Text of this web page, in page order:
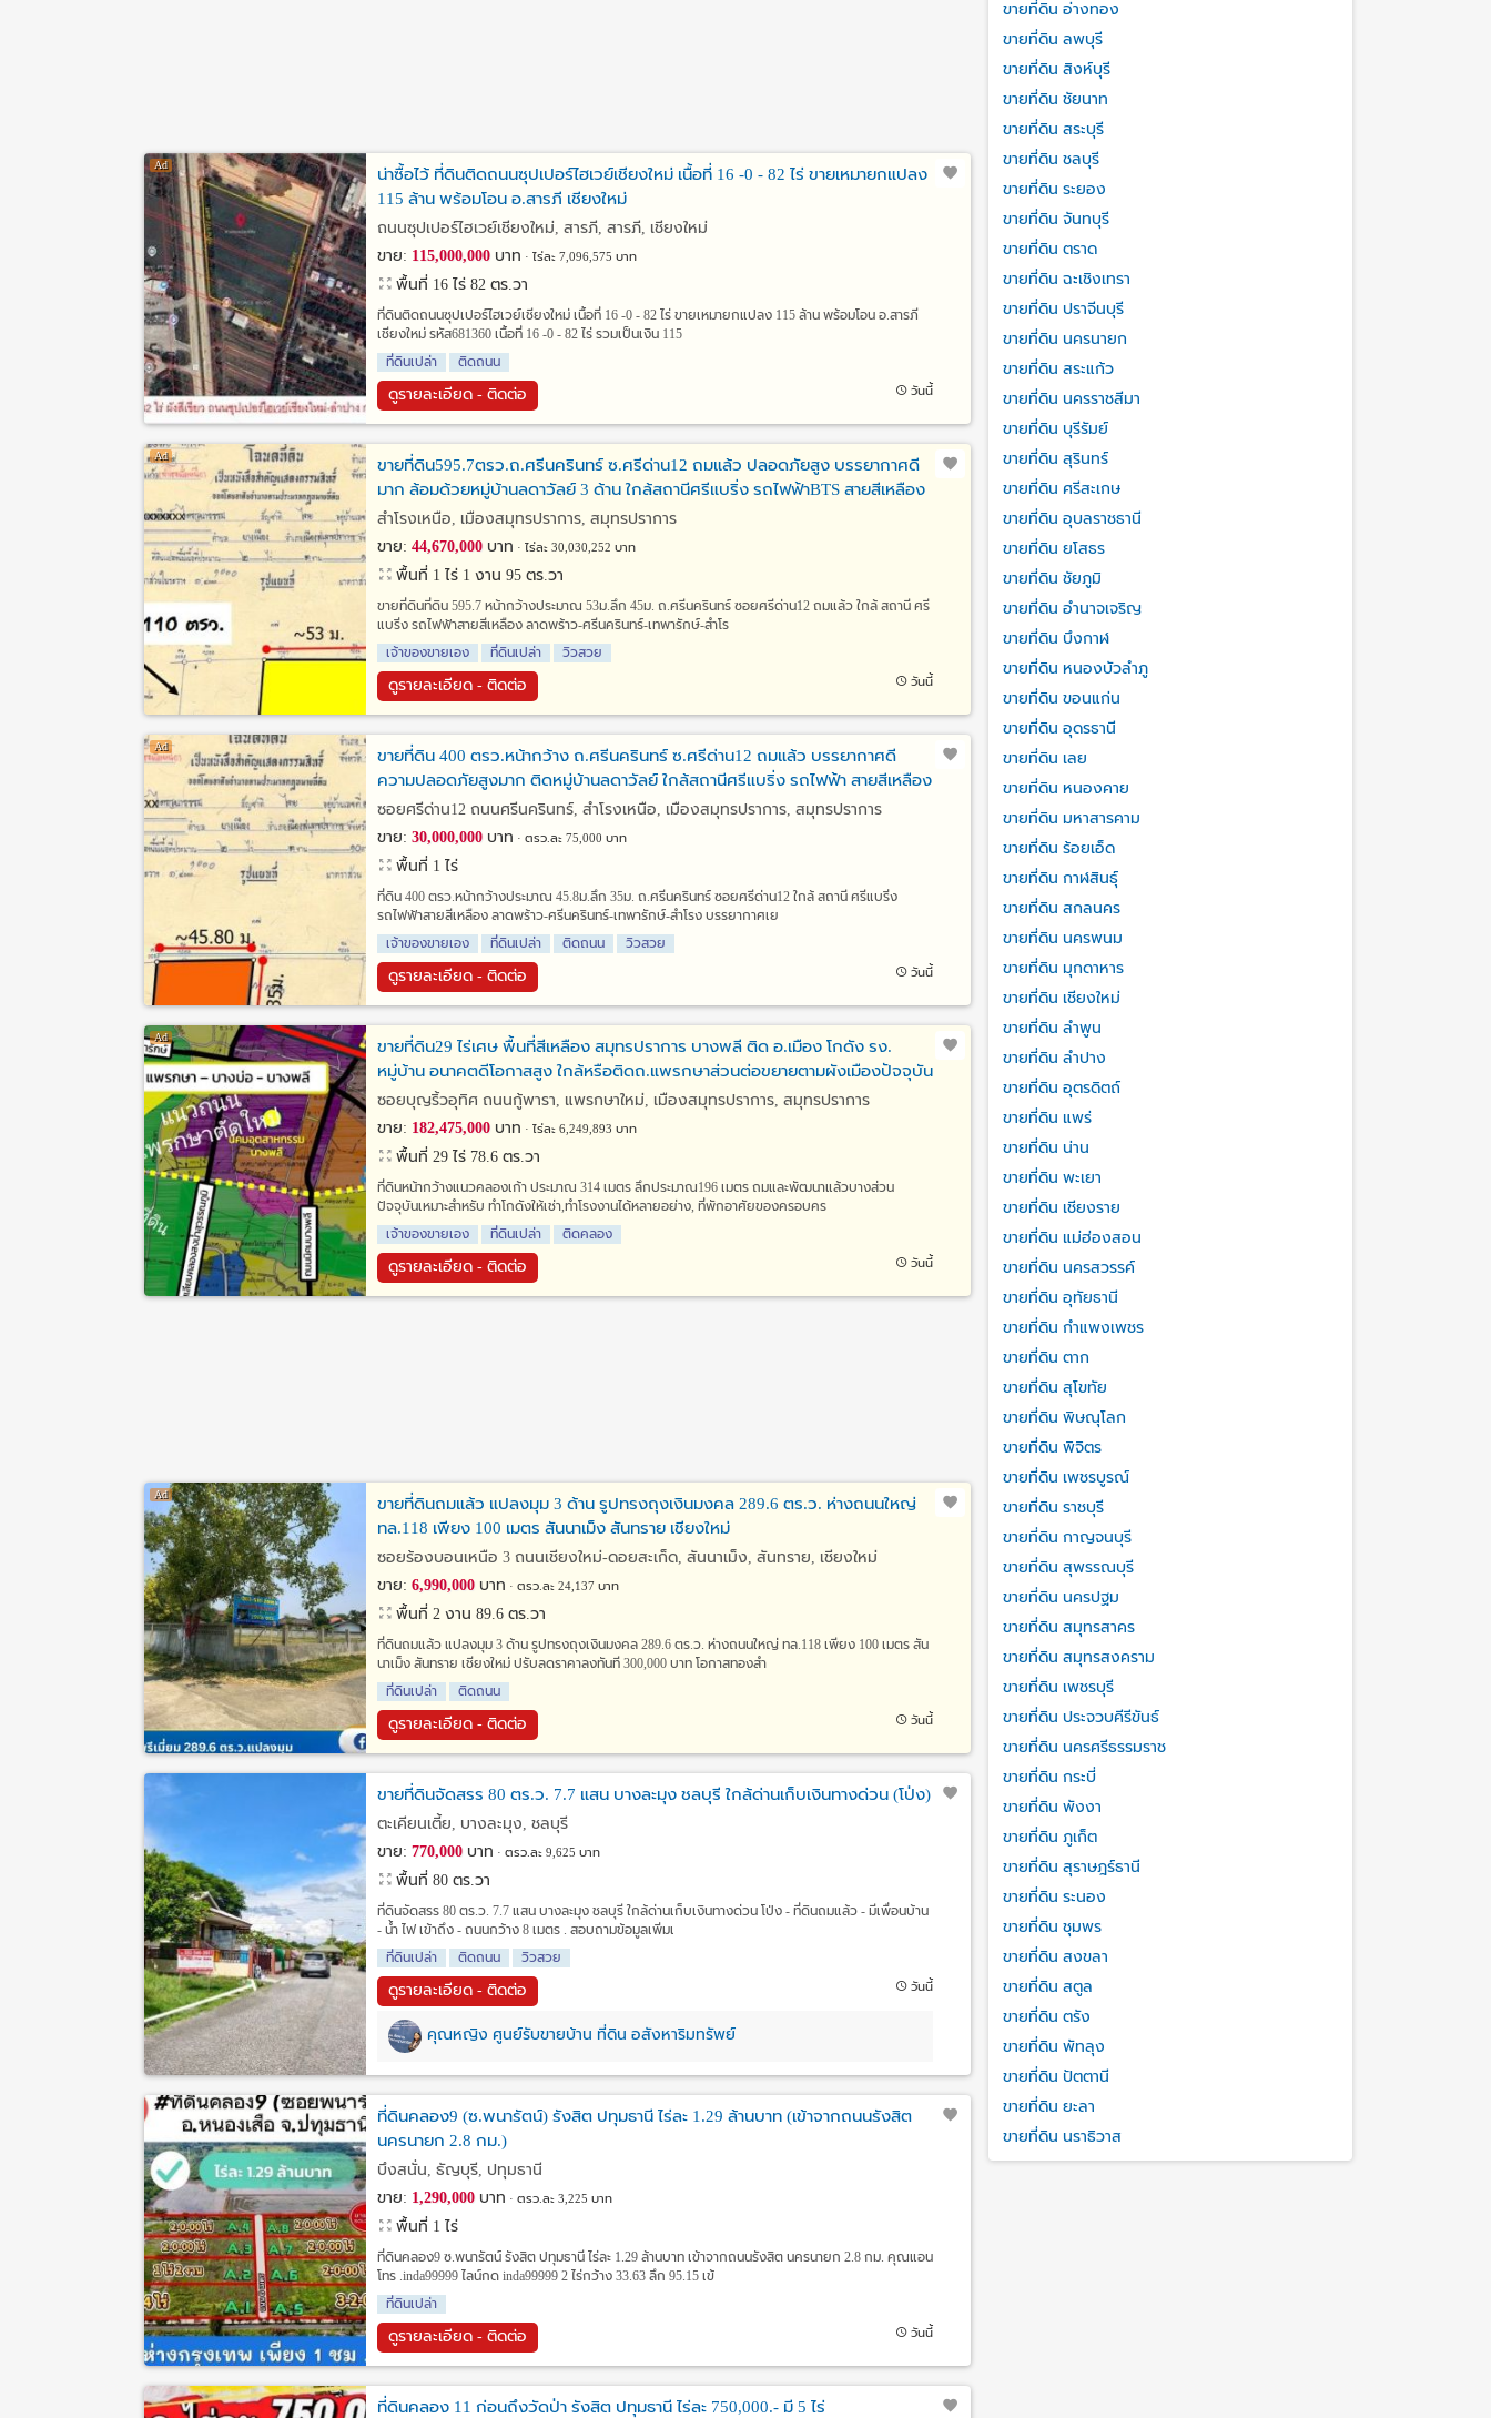
น่าซื้อไว้ ที่ดินติดถนนซุปเปอร์ไฮเวย์เชียงใหม่ เนื้อที่ 16 -0 - 82 ไร่ ขายเหมายกแปลง
115 ล้าน พร้อมโอน อ.สารภี เชียงใหม่
ถนนซุปเปอร์ไฮเวย์เชียงใหม่, สารภี, สารภี, เชียงใหม่
ขาย: 115,000,000 บาท ไร่ละ 7,096,575 บาท
พื้นที่ 16 ไร่ 82 ตร.วา
ที่ดินติดถนนซุปเปอร์ไฮเวย์เชียงใหม่ เนื้อที่ 16 -0 - 82 ไร่ ขายเหมายกแปลง 115 ล้าน พร้อมโอน อ.สารภี
เชียงใหม่ รหัส681360 เนื้อที่ 16 -0 - 82 ไร่ รวมเป็นเงิน 115
ที่ดินเปล่า
ติดถนน
ดูรายละเอียด - ติดต่อ วันนี้
ขายที่ดิน595.7ตรว.ถ.ศรีนครินทร์ ซ.ศรีด่าน12 ถมแล้ว ปลอดภัยสูง บรรยากาศดี
มาก ล้อมด้วยหมู่บ้านลดาวัลย์ 3 ด้าน ใกล้สถานีศรีแบริ่ง รถไฟฟ้าBTS สายสีเหลือง
สำโรงเหนือ, เมืองสมุทรปราการ, สมุทรปราการ
ขาย: 44,670,000 บาท ไร่ละ 30,030,252 บาท
พื้นที่ 1 ไร่ 1 งาน 95 ตร.วา
ขายที่ดินที่ดิน 595.7 หน้ากว้างประมาณ 53ม.ลึก 45ม. ถ.ศรีนครินทร์ ซอยศรีด่าน12 ถมแล้ว ใกล้ สถานี ศรี
แบริ่ง รถไฟฟ้าสายสีเหลือง ลาดพร้าว-ศรีนครินทร์-เทพารักษ์-สำโร
เจ้าของขายเอง
ที่ดินเปล่า วิวสวย
ดูรายละเอียด - ติดต่อ วันนี้
ขายที่ดิน 400 ตรว.หน้ากว้าง ถ.ศรีนครินทร์ ซ.ศรีด่าน12 ถมแล้ว บรรยากาศดี
ความปลอดภัยสูงมาก ติดหมู่บ้านลดาวัลย์ ใกล้สถานีศรีแบริ่ง รถไฟฟ้า สายสีเหลือง
ซอยศรีด่าน12 ถนนศรีนครินทร์, สำโรงเหนือ, เมืองสมุทรปราการ, สมุทรปราการ
ขาย: 30,000,000 บาท ตรว.ละ 75,000 บาท
พื้นที่ 1 ไร่
ที่ดิน 400 ตรว.หน้ากว้างประมาณ 45.8ม.ลึก 35ม. ถ.ศรีนครินทร์ ซอยศรีด่าน12 ใกล้ สถานี ศรีแบริ่ง
รถไฟฟ้าสายสีเหลือง ลาดพร้าว-ศรีนครินทร์-เทพารักษ์-สำโรง บรรยากาศเย
เจ้าของขายเอง
ที่ดินเปล่า ติดถนน วิวสวย
ดูรายละเอียด - ติดต่อ วันนี้
ขายที่ดิน29 ไร่เศษ พื้นที่สีเหลือง สมุทรปราการ บางพลี ติด อ.เมือง โกดัง รง.
หมู่บ้าน อนาคตดีโอกาสสูง ใกล้หรือติดถ.แพรกษาส่วนต่อขยายตามผังเมืองปัจจุบัน
ซอยบุญริ้วอุทิศ ถนนกู้พารา, แพรกษาใหม่, เมืองสมุทรปราการ, สมุทรปราการ
ขาย: 182,475,000 บาท ไร่ละ 6,249,893 บาท
พื้นที่ 29 ไร่ 78.6 ตร.วา
ที่ดินหน้ากว้างแนวคลองเก้า ประมาณ 314 เมตร ลึกประมาณ196 เมตร ถมและพัฒนาแล้วบางส่วน
ปัจจุบันเหมาะสำหรับ ทำโกดังให้เช่า,ทำโรงงานได้หลายอย่าง, ที่พักอาศัยของครอบคร
เจ้าของขายเอง
ที่ดินเปล่า ติดคลอง
ดูรายละเอียด - ติดต่อ วันนี้
ขายที่ดินถมแล้ว แปลงมุม 3 ด้าน รูปทรงถุงเงินมงคล 289.6 ตร.ว. ห่างถนนใหญ่
ทล.118 เพียง 100 เมตร สันนาเม็ง สันทราย เชียงใหม่
ซอยร้องบอนเหนือ 3 ถนนเชียงใหม่-ดอยสะเก็ด, สันนาเม็ง, สันทราย, เชียงใหม่
ขาย: 6,990,000 บาท ตรว.ละ 24,137 บาท
พื้นที่ 2 งาน 89.6 ตร.วา
ที่ดินถมแล้ว แปลงมุม 3 ด้าน รูปทรงถุงเงินมงคล 289.6 ตร.ว. ห่างถนนใหญ่ ทล.118 เพียง 100 เมตร สัน
นาเม็ง สันทราย เชียงใหม่ ปรับลดราคาลงทันที 300,000 บาท โอกาสทองสำ
ที่ดินเปล่า
ติดถนน
ดูรายละเอียด - ติดต่อ วันนี้
ขายที่ดินจัดสรร 80 ตร.ว. 7.7 แสน บางละมุง ชลบุรี ใกล้ด่านเก็บเงินทางด่วน (โป่ง)
ตะเคียนเตี้ย, บางละมุง, ชลบุรี
ขาย: 770,000 บาท ตรว.ละ 9,625 บาท
พื้นที่ 80 ตร.วา
ที่ดินจัดสรร 80 ตร.ว. 7.7 แสน บางละมุง ชลบุรี ใกล้ด่านเก็บเงินทางด่วน โป่ง - ที่ดินถมแล้ว - มีเพื่อนบ้าน
- น้ำ ไฟ เข้าถึง - ถนนกว้าง 8 เมตร . สอบถามข้อมูลเพิ่มเ
ที่ดินเปล่า
ติดถนน วิวสวย
ดูรายละเอียด - ติดต่อ วันนี้
คุณหญิง ศูนย์รับขายบ้าน ที่ดิน อสังหาริมทรัพย์
ที่ดินคลอง9 (ซ.พนารัตน์) รังสิต ปทุมธานี ไร่ละ 1.29 ล้านบาท (เข้าจากถนนรังสิต
นครนายก 2.8 กม.)
บึงสนั่น, ธัญบุรี, ปทุมธานี
ขาย: 1,290,000 บาท ตรว.ละ 3,225 บาท
พื้นที่ 1 ไร่
ที่ดินคลอง9 ซ.พนารัตน์ รังสิต ปทุมธานี ไร่ละ 1.29 ล้านบาท เข้าจากถนนรังสิต นครนายก 2.8 กม. คุณแอน
โทร .inda99999 ไลน์กด inda99999 2 ไร่กว้าง 33.63 ลึก 95.15 เข้
ที่ดินเปล่า
ดูรายละเอียด - ติดต่อ วันนี้
ที่ดินคลอง 11 ก่อนถึงวัดป่า รังสิต ปทุมธานี ไร่ละ 750,000.- มี 5 ไร่
ขายที่ดิน อ่างทอง
ขายที่ดิน ลพบุรี
ขายที่ดิน สิงห์บุรี
ขายที่ดิน ชัยนาท
ขายที่ดิน สระบุรี
ขายที่ดิน ชลบุรี
ขายที่ดิน ระยอง
ขายที่ดิน จันทบุรี
ขายที่ดิน ตราด
ขายที่ดิน ฉะเชิงเทรา
ขายที่ดิน ปราจีนบุรี
ขายที่ดิน นครนายก
ขายที่ดิน สระแก้ว
ขายที่ดิน นครราชสีมา
ขายที่ดิน บุรีรัมย์
ขายที่ดิน สุรินทร์
ขายที่ดิน ศรีสะเกษ
ขายที่ดิน อุบลราชธานี
ขายที่ดิน ยโสธร
ขายที่ดิน ชัยภูมิ
ขายที่ดิน อำนาจเจริญ
ขายที่ดิน บึงกาฬ
ขายที่ดิน หนองบัวลำภู
ขายที่ดิน ขอนแก่น
ขายที่ดิน อุดรธานี
ขายที่ดิน เลย
ขายที่ดิน หนองคาย
ขายที่ดิน มหาสารคาม
ขายที่ดิน ร้อยเอ็ด
ขายที่ดิน กาฬสินธุ์
ขายที่ดิน สกลนคร
ขายที่ดิน นครพนม
ขายที่ดิน มุกดาหาร
ขายที่ดิน เชียงใหม่
ขายที่ดิน ลำพูน
ขายที่ดิน ลำปาง
ขายที่ดิน อุตรดิตถ์
ขายที่ดิน แพร่
ขายที่ดิน น่าน
ขายที่ดิน พะเยา
ขายที่ดิน เชียงราย
ขายที่ดิน แม่ฮ่องสอน
ขายที่ดิน นครสวรรค์
ขายที่ดิน อุทัยธานี
ขายที่ดิน กำแพงเพชร
ขายที่ดิน ตาก
ขายที่ดิน สุโขทัย
ขายที่ดิน พิษณุโลก
ขายที่ดิน พิจิตร
ขายที่ดิน เพชรบูรณ์
ขายที่ดิน ราชบุรี
ขายที่ดิน กาญจนบุรี
ขายที่ดิน สุพรรณบุรี
ขายที่ดิน นครปฐม
ขายที่ดิน สมุทรสาคร
ขายที่ดิน สมุทรสงคราม
ขายที่ดิน เพชรบุรี
ขายที่ดิน ประจวบคีรีขันธ์
ขายที่ดิน นครศรีธรรมราช
ขายที่ดิน กระบี่
ขายที่ดิน พังงา
ขายที่ดิน ภูเก็ต
ขายที่ดิน สุราษฎร์ธานี
ขายที่ดิน ระนอง
ขายที่ดิน ชุมพร
ขายที่ดิน สงขลา
ขายที่ดิน สตูล
ขายที่ดิน ตรัง
ขายที่ดิน พัทลุง
ขายที่ดิน ปัตตานี
ขายที่ดิน ยะลา
ขายที่ดิน นราธิวาส